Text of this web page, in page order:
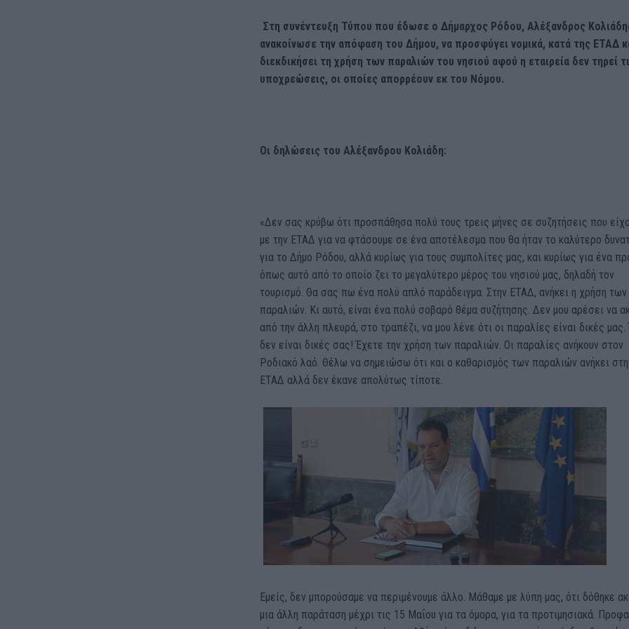
Στη συνέντευξη Τύπου που έδωσε ο Δήμαρχος Ρόδου, Αλέξανδρος
ανακοίνωσε την απόφαση του Δήμου, να προσφύγει νομικά, κατά της ΕΤΑΔ
διεκδικήσει τη χρήση των παραλιών του νησιού αφού η εταιρεία δεν τηρεί
υποχρεώσεις, οι οποίες απορρέουν εκ του Νόμου.
Οι δηλώσεις του Αλέξανδρου Κολιάδη:
«Δεν σας κρύβω ότι προσπάθησα πολύ τους τρεις μήνες σε συζητήσεις που
με την ΕΤΑΔ για να φτάσουμε σε ένα αποτέλεσμα που θα ήταν το καλύτερο
για το Δήμο Ρόδου, αλλά κυρίως για τους συμπολίτες μας, και κυρίως για ένα
όπως αυτό από το οποίο ζει το μεγαλύτερο μέρος του νησιού μας, δηλαδή τον
τουρισμό. Θα σας πω ένα πολύ απλό παράδειγμα. Στην ΕΤΑΔ, ανήκει η χρήση των
παραλιών. Κι αυτό, είναι ένα πολύ σοβαρό θέμα συζήτησης. Δεν μου αρέσει να
από την άλλη πλευρά, στο τραπέζι, να μου λένε ότι οι παραλίες είναι δικές μας.
δεν είναι δικές σας! Έχετε την χρήση των παραλιών. Οι παραλίες ανήκουν στον
Ροδιακό λαό. Θέλω να σημειώσω ότι και ο καθαρισμός των παραλιών ανήκει
ΕΤΑΔ αλλά δεν έκανε απολύτως τίποτε.
Εμείς, δεν μπορούσαμε να περιμένουμε άλλο. Μάθαμε με λύπη μας, ότι δόθηκε
μια άλλη παράταση μέχρι τις 15 Μαΐου για τα όμορα, για τα προτιμησιακά.